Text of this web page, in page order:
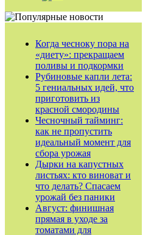
Когда чесноку пора на
«диету»: прекращаем
поливы и подкормки
Рубиновые капли лета:
5 гениальных идей, что
приготовить из
красной смородины
Чесночный тайминг:
как не пропустить
идеальный момент для
сбора урожая
Дырки на капустных
листьях: кто виноват и
что делать? Спасаем
урожай без паники
Август: финишная
прямая в уходе за
томатами для